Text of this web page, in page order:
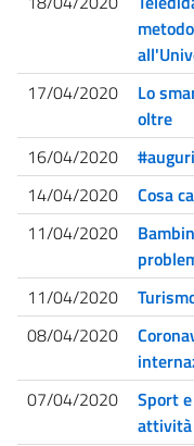
17/04/2020
Lo
oltre
16/04/2020
14/04/2020
Cosa
11/04/2020
11/04/2020
08/04/2020
07/04/2020
Sport